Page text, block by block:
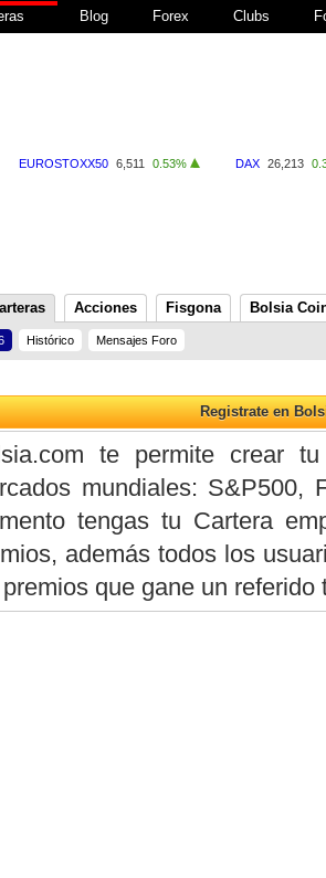
Blog Forex Clubs
EUROSTOXX50 6,511 0.53% DAX 26,213
Acciones Fisgona Bolsia
Histórico Mensajes Foro
te permite crear
mundiales:
tengas tu Cartera
además todos los
que gane un